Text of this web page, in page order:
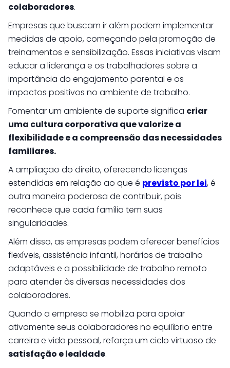
colaboradores.
Empresas que buscam ir além podem implementar
medidas de apoio, começando pela promoção de
treinamentos e sensibilização. Essas iniciativas visam
educar a liderança e os trabalhadores sobre a
importância do engajamento parental e os
impactos positivos no ambiente de trabalho.
Fomentar um ambiente de suporte significa criar
uma cultura corporativa que valorize a
flexibilidade e a compreensão das necessidades
familiares.
A ampliação do direito, oferecendo licenças
estendidas em relação ao que é previsto por lei, é
outra maneira poderosa de contribuir, pois
reconhece que cada família tem suas
singularidades.
Além disso, as empresas podem oferecer benefícios
flexíveis, assistência infantil, horários de trabalho
adaptáveis e a possibilidade de trabalho remoto
para atender às diversas necessidades dos
colaboradores.
Quando a empresa se mobiliza para apoiar
ativamente seus colaboradores no equilíbrio entre
carreira e vida pessoal, reforça um ciclo virtuoso de
satisfação e lealdade.